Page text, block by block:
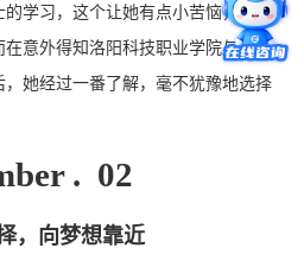
学习，这个让她有点小苦恼，留学
意外得知洛阳科技职业学院与韩国
她经过一番了解，毫不犹豫地选择
. 02
，向梦想靠近